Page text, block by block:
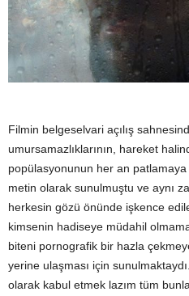
Filmin belgeselvari açılış
umursamazlıklarının, hareket
popülasyonunun her an
metin olarak sunulmuştu ve aynı
herkesin gözü önünde işkence
kimsenin hadiseye müdahil
biteni pornografik bir hazla
yerine ulaşması için
olarak kabul etmek lazım tüm